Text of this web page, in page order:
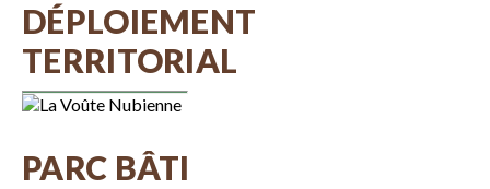
DÉPLOIEMENT
TERRITORIAL
PARC BÂTI